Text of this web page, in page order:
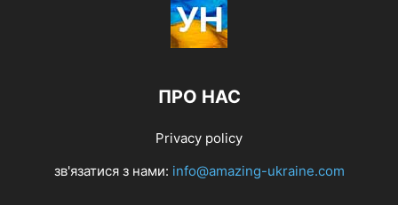
ПРО НАС
Privacy policy
зв'язатися з нами: info@amazing-ukraine.com